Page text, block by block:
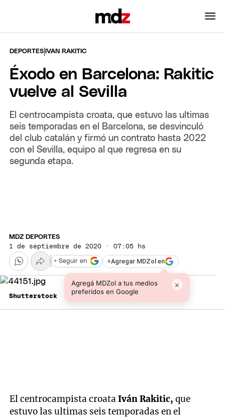
DEPORTES | IVAN RAKITIC
Éxodo en Barcelona: Rakitic
vuelve al Sevilla
El centrocampista croata, que estuvo las ultimas
seis temporadas en el Barcelona, se desvinculó
del club catalán y firmó un contrato hasta 2022
con el Sevilla, equipo al que regresa en su
segunda etapa.
MDZ DEPORTES
1 de septiembre de 2020 · 07:05 hs
+Agregar MDZol en
Agregá MDZol a tus medios
preferidos en Google
×
+ Seguir en
Shutterstock
El centrocampista croataIván Rakitic,que
estuvo las ultimas seis temporadas en el